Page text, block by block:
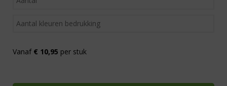
Vanaf € 10,95 per stuk